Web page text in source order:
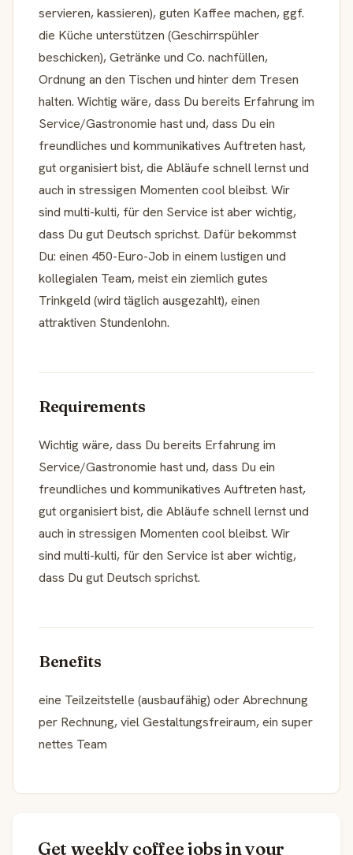
servieren, kassieren), guten Kaffee machen, ggf.
die Küche unterstützen (Geschirrspühler
beschicken), Getränke und Co. nachfüllen,
Ordnung an den Tischen und hinter dem Tresen
halten. Wichtig wäre, dass Du bereits Erfahrung im
Service/Gastronomie hast und, dass Du ein
freundliches und kommunikatives Auftreten hast,
gut organisiert bist, die Abläufe schnell lernst und
auch in stressigen Momenten cool bleibst. Wir
sind multi-kulti, für den Service ist aber wichtig,
dass Du gut Deutsch sprichst. Dafür bekommst
Du: einen 450-Euro-Job in einem lustigen und
kollegialen Team, meist ein ziemlich gutes
Trinkgeld (wird täglich ausgezahlt), einen
attraktiven Stundenlohn.
Requirements
Wichtig wäre, dass Du bereits Erfahrung im
Service/Gastronomie hast und, dass Du ein
freundliches und kommunikatives Auftreten hast,
gut organisiert bist, die Abläufe schnell lernst und
auch in stressigen Momenten cool bleibst. Wir
sind multi-kulti, für den Service ist aber wichtig,
dass Du gut Deutsch sprichst.
Benefits
eine Teilzeitstelle (ausbaufähig) oder Abrechnung
per Rechnung, viel Gestaltungsfreiraum, ein super
nettes Team
Get weekly coffee jobs in your